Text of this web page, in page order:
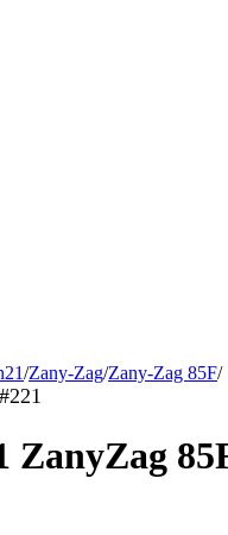
/Zany-Zag/Zany-Zag 85F/
ZanyZag